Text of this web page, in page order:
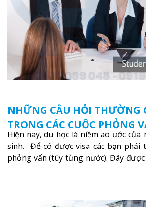
NHỮNG CÂU HỎI THƯỜNG
TRONG CÁC CUỘC PHỎNG
HỌC
Hiện nay, du học là niềm ao ước của
sinh. Để có được visa các bạn phải
phỏng vấn (tùy từng nước). Đây